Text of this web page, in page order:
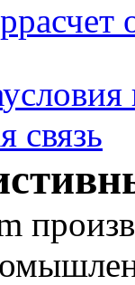
расчет
условия
связь